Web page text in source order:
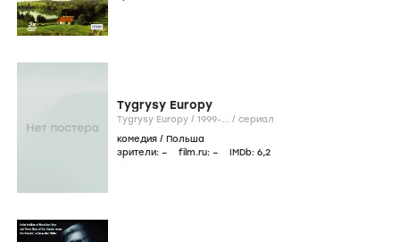
Tygrysy Europy
Tygrysy Europy / 1999-... / сериал
комедия / Польша
зрители: – film.ru: – IMDb: 6,2